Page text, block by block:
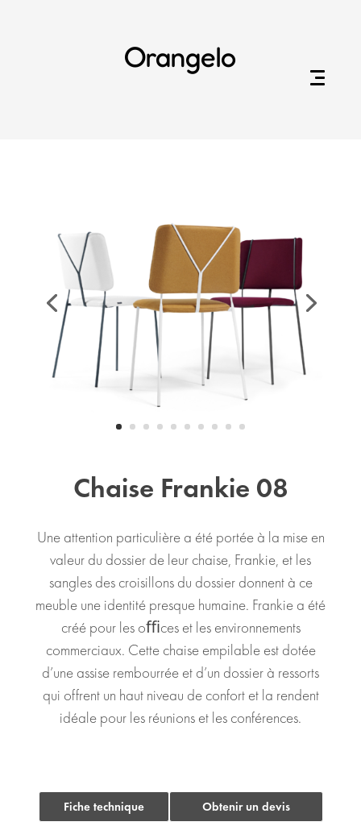
Orangelo
Chaise Frankie 08
Une attention particulière a été portée à la mise en
valeur du dossier de leur chaise, Frankie, et les
sangles des croisillons du dossier donnent à ce
meuble une identité presque humaine. Frankie a été
créé pour les oﬃces et les environnements
commerciaux. Cette chaise empilable est dotée
d’une assise rembourrée et d’un dossier à ressorts
qui offrent un haut niveau de confort et la rendent
idéale pour les réunions et les conférences.
Fiche technique Obtenir un devis